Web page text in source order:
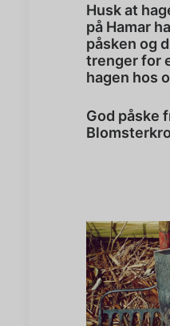
Husk at
på Hamar
påsken og
trenger for
hagen hos
God påske